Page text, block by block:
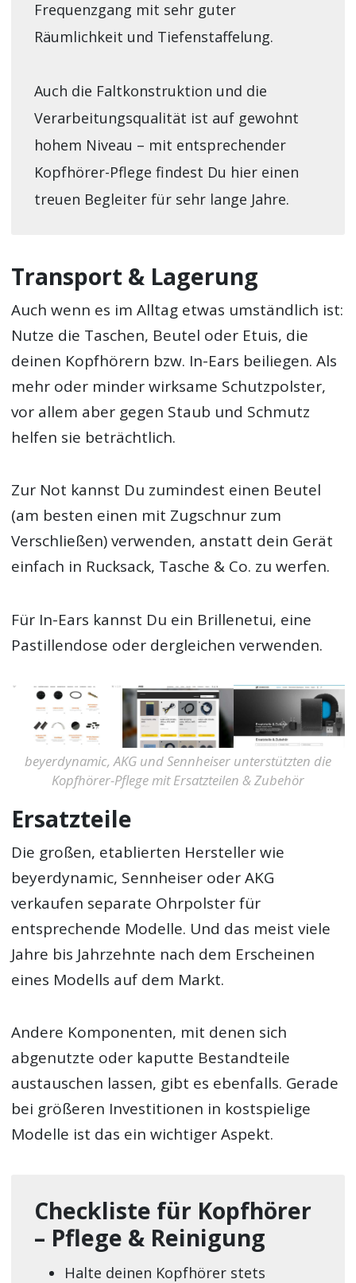
Frequenzgang mit sehr guter
Räumlichkeit und Tiefenstaffelung.
Auch die Faltkonstruktion und die
Verarbeitungsqualität ist auf gewohnt
hohem Niveau – mit entsprechender
Kopfhörer-Pflege findest Du hier einen
treuen Begleiter für sehr lange Jahre.
Transport & Lagerung
Auch wenn es im Alltag etwas umständlich ist:
Nutze die Taschen, Beutel oder Etuis, die
deinen Kopfhörern bzw. In-Ears beiliegen. Als
mehr oder minder wirksame Schutzpolster,
vor allem aber gegen Staub und Schmutz
helfen sie beträchtlich.
Zur Not kannst Du zumindest einen Beutel
(am besten einen mit Zugschnur zum
Verschließen) verwenden, anstatt dein Gerät
einfach in Rucksack, Tasche & Co. zu werfen.
Für In-Ears kannst Du ein Brillenetui, eine
Pastillendose oder dergleichen verwenden.
beyerdynamic, AKG und Sennheiser unterstützten die
Kopfhörer-Pflege mit Ersatzteilen & Zubehör
Ersatzteile
Die großen, etablierten Hersteller wie
beyerdynamic, Sennheiser oder AKG
verkaufen separate Ohrpolster für
entsprechende Modelle. Und das meist viele
Jahre bis Jahrzehnte nach dem Erscheinen
eines Modells auf dem Markt.
Andere Komponenten, mit denen sich
abgenutzte oder kaputte Bestandteile
austauschen lassen, gibt es ebenfalls. Gerade
bei größeren Investitionen in kostspielige
Modelle ist das ein wichtiger Aspekt.
Checkliste für Kopfhörer
– Pflege & Reinigung
Halte deinen Kopfhörer stets